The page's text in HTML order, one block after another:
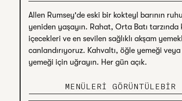
Allen Rumsey'de eski bir kokteyl barının
yeniden yaşayın. Rahat, Orta Batı tarzında
içecekleri ve en sevilen sağlıklı akşam
canlandırıyoruz. Kahvaltı, öğle yemeği
yemeği için uğrayın. Her gün açık.
MENÜLERI GÖRÜNTÜLEBIR